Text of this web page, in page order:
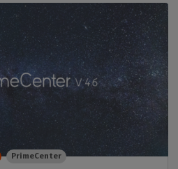
PrimeCenter